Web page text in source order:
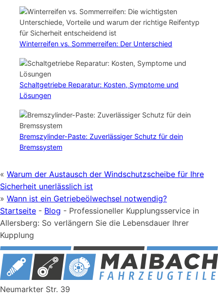
Winterreifen vs. Sommerreifen: Der Unterschied
Schaltgetriebe Reparatur: Kosten, Symptome und
Lösungen
Bremszylinder-Paste: Zuverlässiger Schutz für dein
Bremssystem
« Warum der Austausch der Windschutzscheibe für Ihre
Sicherheit unerlässlich ist
» Wann ist ein Getriebeölwechsel notwendig?
Startseite - Blog - Professioneller Kupplungsservice in
Allersberg: So verlängern Sie die Lebensdauer Ihrer
Kupplung
Neumarkter Str. 39